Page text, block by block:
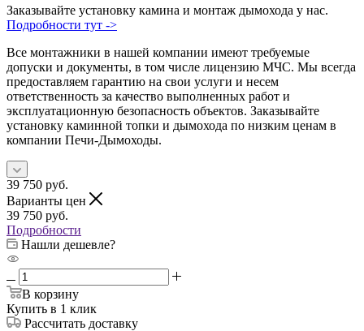
Заказывайте установку камина и монтаж дымохода у нас.
Подробности тут ->
Все монтажники в нашей компании имеют требуемые
допуски и документы, в том числе лицензию МЧС. Мы всегда
предоставляем гарантию на свои услуги и несем
ответственность за качество выполненных работ и
эксплуатационную безопасность объектов. Заказывайте
установку каминной топки и дымохода по низким ценам в
компании Печи-Дымоходы.
39 750 руб.
Варианты цен
39 750 руб.
Подробности
Нашли дешевле?
В корзину
Купить в 1 клик
Рассчитать доставку